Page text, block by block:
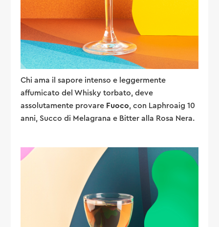
Chi ama il sapore intenso e leggermente
affumicato del Whisky torbato, deve
assolutamente provare Fuoco, con Laphroaig 10
anni, Succo di Melagrana e Bitter alla Rosa Nera.